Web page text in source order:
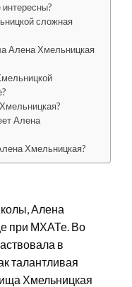
сложная
Алена Хмельницкая
Алена
Хмельницкая?
Алена
при МХАТе. Во
в
талантливая
Хмельницкая